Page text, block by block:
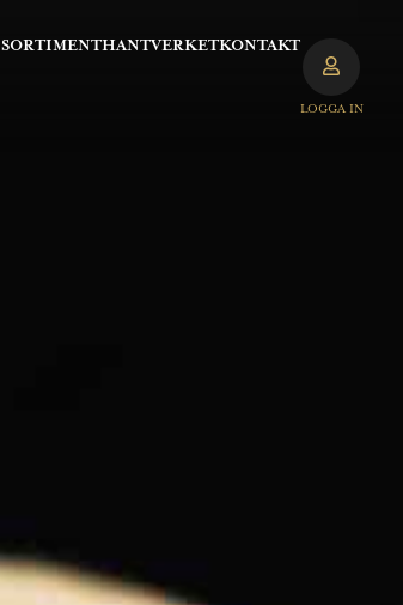
SORTIMENTHANTVERKETKONTAKT
LOGGA IN